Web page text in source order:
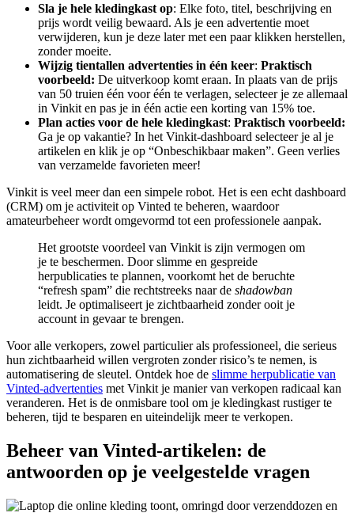
Sla je hele kledingkast op: Elke foto, titel, beschrijving en
prijs wordt veilig bewaard. Als je een advertentie moet
verwijderen, kun je deze later met een paar klikken herstellen,
zonder moeite.
Wijzig tientallen advertenties in één keer: Praktisch
voorbeeld: De uitverkoop komt eraan. In plaats van de prijs
van 50 truien één voor één te verlagen, selecteer je ze allemaal
in Vinkit en pas je in één actie een korting van 15% toe.
Plan acties voor de hele kledingkast: Praktisch voorbeeld:
Ga je op vakantie? In het Vinkit-dashboard selecteer je al je
artikelen en klik je op “Onbeschikbaar maken”. Geen verlies
van verzamelde favorieten meer!
Vinkit is veel meer dan een simpele robot. Het is een echt dashboard
(CRM) om je activiteit op Vinted te beheren, waardoor
amateurbeheer wordt omgevormd tot een professionele aanpak.
Het grootste voordeel van Vinkit is zijn vermogen om
je te beschermen. Door slimme en gespreide
herpublicaties te plannen, voorkomt het de beruchte
“refresh spam” die rechtstreeks naar de shadowban
leidt. Je optimaliseert je zichtbaarheid zonder ooit je
account in gevaar te brengen.
Voor alle verkopers, zowel particulier als professioneel, die serieus
hun zichtbaarheid willen vergroten zonder risico’s te nemen, is
automatisering de sleutel. Ontdek hoe de slimme herpublicatie van
Vinted-advertenties met Vinkit je manier van verkopen radicaal kan
veranderen. Het is de onmisbare tool om je kledingkast rustiger te
beheren, tijd te besparen en uiteindelijk meer te verkopen.
Beheer van Vinted-artikelen: de
antwoorden op je veelgestelde vragen